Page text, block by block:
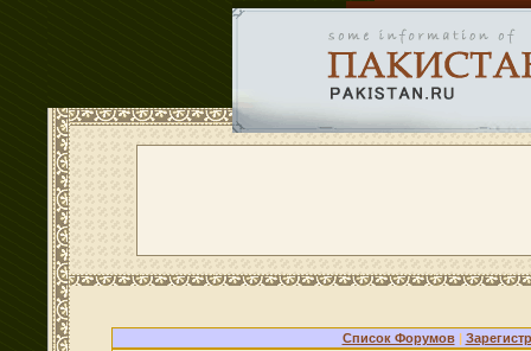
Список Форумов|